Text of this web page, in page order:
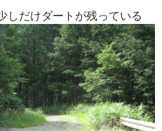
しだけダートが残っている